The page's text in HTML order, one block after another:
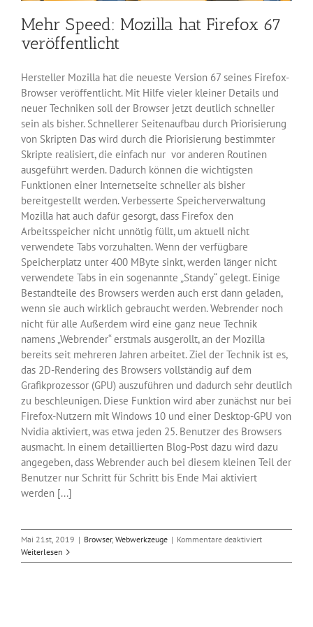
Mehr Speed: Mozilla hat Firefox 67
veröffentlicht
Hersteller Mozilla hat die neueste Version 67 seines Firefox-
Browser veröffentlicht. Mit Hilfe vieler kleiner Details und
neuer Techniken soll der Browser jetzt deutlich schneller
sein als bisher. Schnellerer Seitenaufbau durch Priorisierung
von Skripten Das wird durch die Priorisierung bestimmter
Skripte realisiert, die einfach nur vor anderen Routinen
ausgeführt werden. Dadurch können die wichtigsten
Funktionen einer Internetseite schneller als bisher
bereitgestellt werden. Verbesserte Speicherverwaltung
Mozilla hat auch dafür gesorgt, dass Firefox den
Arbeitsspeicher nicht unnötig füllt, um aktuell nicht
verwendete Tabs vorzuhalten. Wenn der verfügbare
Speicherplatz unter 400 MByte sinkt, werden länger nicht
verwendete Tabs in ein sogenannte „Standy“ gelegt. Einige
Bestandteile des Browsers werden auch erst dann geladen,
wenn sie auch wirklich gebraucht werden. Webrender noch
nicht für alle Außerdem wird eine ganz neue Technik
namens „Webrender“ erstmals ausgerollt, an der Mozilla
bereits seit mehreren Jahren arbeitet. Ziel der Technik ist es,
das 2D-Rendering des Browsers vollständig auf dem
Grafikprozessor (GPU) auszuführen und dadurch sehr deutlich
zu beschleunigen. Diese Funktion wird aber zunächst nur bei
Firefox-Nutzern mit Windows 10 und einer Desktop-GPU von
Nvidia aktiviert, was etwa jeden 25. Benutzer des Browsers
ausmacht. In einem detaillierten Blog-Post dazu wird dazu
angegeben, dass Webrender auch bei diesem kleinen Teil der
Benutzer nur Schritt für Schritt bis Ende Mai aktiviert
werden [...]
Mai 21st, 2019 | Browser, Webwerkzeuge | Kommentare deaktiviertfür
Speed:
Weiterlesen